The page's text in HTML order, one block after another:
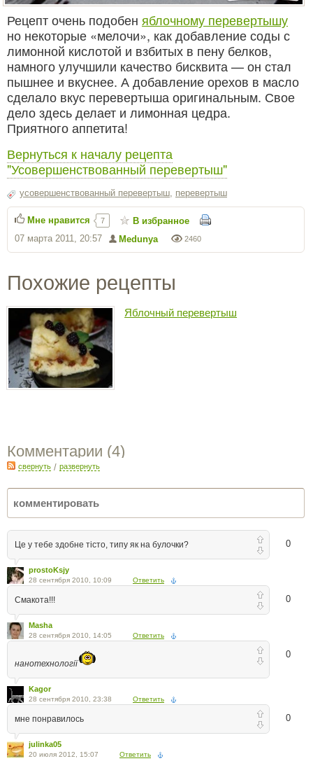
Рецепт очень подобен яблочному перевертышу
но некоторые «мелочи», как добавление соды с
лимонной кислотой и взбитых в пену белков,
намного улучшили качество бисквита — он стал
пышнее и вкуснее. А добавление орехов в масло
сделало вкус перевертыша оригинальным. Свое
дело здесь делает и лимонная цедра.
Приятного аппетита!
Вернуться к началу рецепта
"Усовершенствованный перевертыш"
усовершенствованный перевертыш перевертыш
2460
Medunya
07 марта 2011, 20:57
Мне нравится 7 В избранное
Похожие рецепты
Яблочный перевертыш
Комментарии (4)
свернуть / развернуть
0
Це у тебе здобне тісто, типу як на булочки?
prostoKsjy
28 сентября 2010, 10:09 Ответить
0
Смакота!!!
Masha
28 сентября 2010, 14:05 Ответить
0
нанотехнології
Kagor
28 сентября 2010, 23:38 Ответить
0
мне понравилось
julinka05
20 июля 2012, 15:07 Ответить